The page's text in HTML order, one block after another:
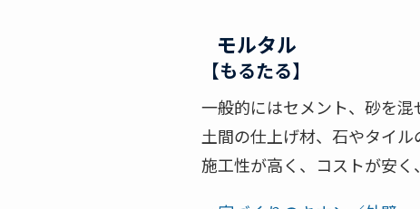
モルタル
【もるたる】
一般的にはセメント、砂を混
土間の仕上げ材、石やタイル
施工性が高く、コストが安